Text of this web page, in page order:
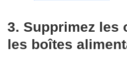
3. Supprimez les
les boîtes